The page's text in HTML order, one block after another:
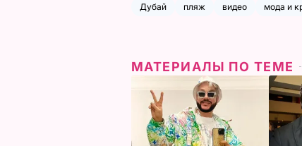
Дубай пляж видео мода и
МАТЕРИАЛЫ ПО ТЕМЕ